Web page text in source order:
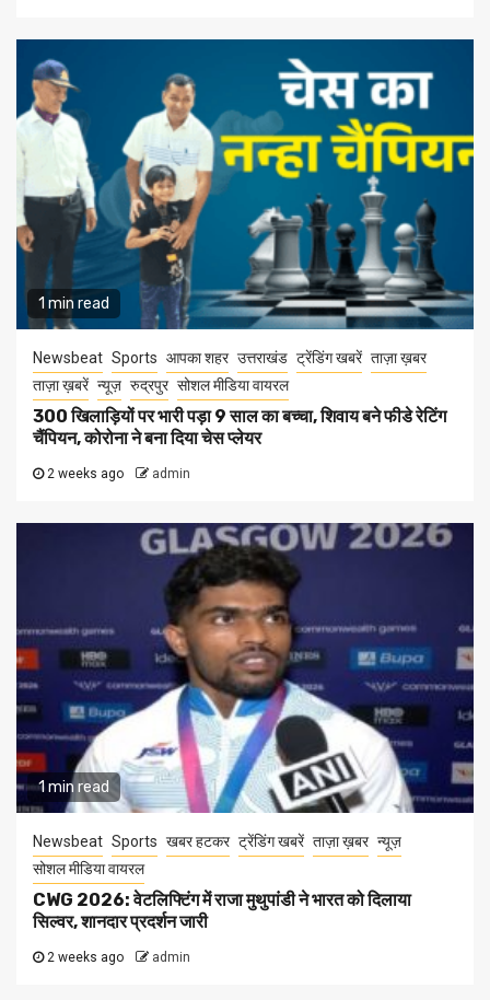
1 min read
Newsbeat Sports आपका शहर उत्तराखंड ट्रेंडिंग खबरें ताज़ा ख़बर
ताज़ा ख़बरें न्यूज़ रुद्रपुर सोशल मीडिया वायरल
300 खिलाड़ियों पर भारी पड़ा 9 साल का बच्चा, शिवाय बने फीडे रेटिंग
चैंपियन, कोरोना ने बना दिया चेस प्लेयर
2 weeks ago admin
1 min read
Newsbeat Sports खबर हटकर ट्रेंडिंग खबरें ताज़ा ख़बर न्यूज़
सोशल मीडिया वायरल
CWG 2026: वेटलिफ्टिंग में राजा मुथुपांडी ने भारत को दिलाया
सिल्वर, शानदार प्रदर्शन जारी
2 weeks ago admin